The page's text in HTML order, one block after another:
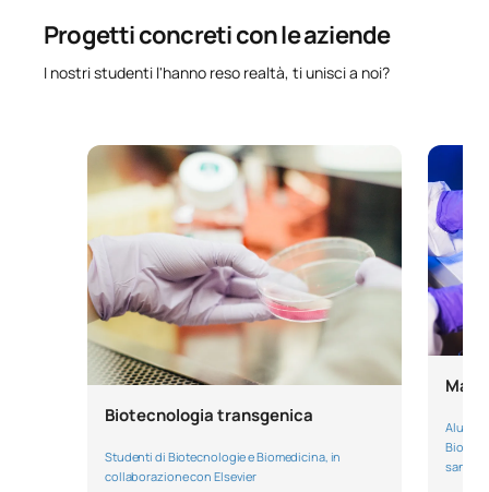
Progetti concreti con le aziende
I nostri studenti l'hanno reso realtà, ti unisci a noi?
Biotecnologia transgenica
Studenti di Biotecnologie e Biomedicina, in
collaborazione con Elsevier
sangre